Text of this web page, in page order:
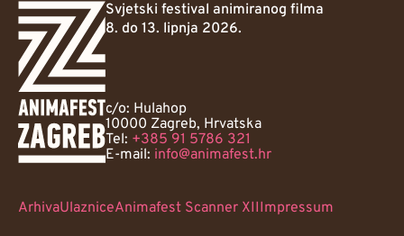
Svjetski festival animiranog filma
8. do 13. lipnja 2026.
c/o: Hulahop
10000 Zagreb, Hrvatska
Tel: +385 91 5786 321
E-mail: info@animafest.hr
ArhivaUlazniceAnimafest Scanner XIIImpressum